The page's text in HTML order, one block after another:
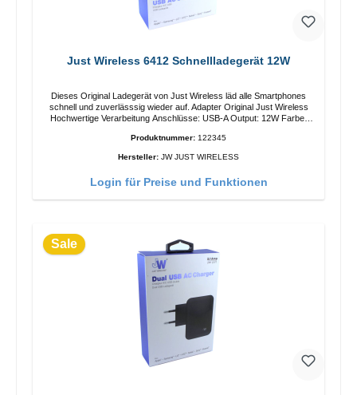
Just Wireless 6412 Schnellladegerät 12W
Dieses Original Ladegerät von Just Wireless läd alle Smartphones
schnell und zuverlässsig wieder auf. Adapter Original Just Wireless
Hochwertige Verarbeitung Anschlüsse: USB-A Output: 12W Farbe:
Produktnummer: 122345
Hersteller: JW JUST WIRELESS
Login für Preise und Funktionen
Sale